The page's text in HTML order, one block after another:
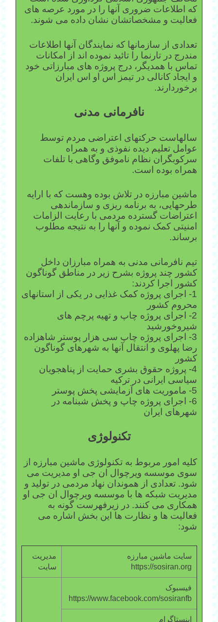
که اطلاعات ضروری آنها را در مورد عرصه های
فعالیت و مشخصاتشان نشان داده می شوند.
تعدادی از سازمانها که نمایندگان آنها اطلاعات
مندرج در تارنما را تائید نموده اند از امکانات
تماس با همدیگر، درج پروژه های مبارزاتی خود
و ایجاد کانالی در تیمز اس او اس ایران
برخوردارند.
نافرمانی مدنی
سالهاست حرکتهای اعتراضی مردم توسط
عوامل تعلیم دیده نفوذی و به همراه
سرکوبگران نظام ناموفق وگاهی با تلفات
همراه بوده است.
ماشین مبارزه در تلاش بوده وهست که با ارایه
طرحهایی، به برنامه ریزی و سازماندهی
اعتراضات گسترده مردمی با رعایت الزامات
امنیتی کمک نموده و آنها را به نتیجه مطلوب
برساند.
تیم نافرمانی مدنی به همراه مبارزان داخل
کشور چند پروژه بشرح زیر در مناطق گوناگون
کشور اجرا کردند:
1- اجرای پروژه کمک غذایی در یکی از استانهای
محروم کشور
2- اجرای پروژه چاپ و تهیه پرچم های
شیروخورشید
3- اجرای پروژه چاپ سی هزار پوستر شاهزاده
رضا پهلوی و انتقال آنها به شهرهای گوناگون
کشور
4- پروژه حقوق بشری حمایت از پناهجویان
سیاسی ایرانی در ترکیه
5- ماموریت های آزمایشی پخش پوستر
6- اجرای پروژه چاپ و پخش شبنامه در
شهرهای ایران
تکنولوژی
کلیه امور مربوط به تکنولوژی ماشین مبارزه از
سوی موسسه ویرچوال ان جی او مدیریت می
شود. تعدادی از هموندان نهاد مردمی در تولید و
مدیریت شبکه ها با موسسه ویرچوال ان جی او
همکاری می کنند. در زیرفهرست گونه به
فعالیت ها و نظارت ها این بخش اشاره می
شود:
سایت ماشین مبارزه
https://sosiran.org
مدیریت
سایت
فیسبوک
https://www.facebook.com/sosiranfb
اینستاگرام